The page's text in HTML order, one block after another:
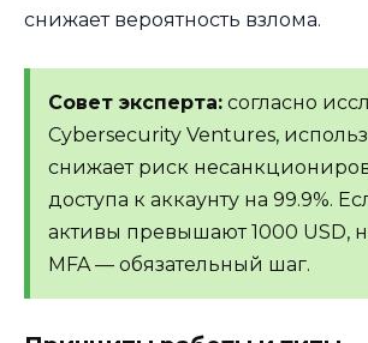
снижает вероятность взлома.
Совет эксперта: согласно
Cybersecurity Ventures,
снижает риск
доступа к аккаунту на 99.9%.
активы превышают 1000 USD,
MFA — обязательный шаг.